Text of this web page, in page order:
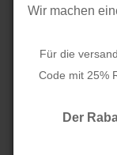
Wir machen
Für die
Code mit 25%
Der